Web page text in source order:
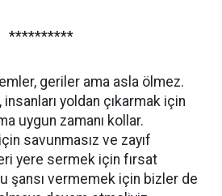
**********
geriler ama asla ölmez.
insanları yoldan çıkarmak için
uygun zamanı kollar.
savunmasız ve zayıf
yere sermek için fırsat
şansı vermemek için bizler de